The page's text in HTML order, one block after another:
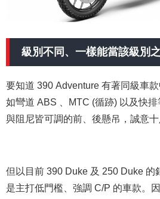
級別不同、一樣能當該級別
要知道 390 Adventure 有著同級車
如彎道 ABS 、MTC (循跡) 以及快
與阻尼皆可調的前、後懸吊，誠意十
但以目前 390 Duke 及 250 Duke 的
是主打低門檻、強調 C/P 的車款。